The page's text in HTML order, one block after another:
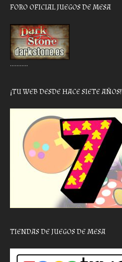
FORO OFICIAL JUEGOS DE MESA
………..
¡TU WEB DESDE HACE SIETE AÑOS!
TIENDAS DE JUEGOS DE MESA